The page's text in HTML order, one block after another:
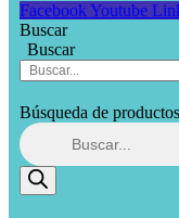
Facebook Youtube
Buscar
Buscar
Búsqueda de productos